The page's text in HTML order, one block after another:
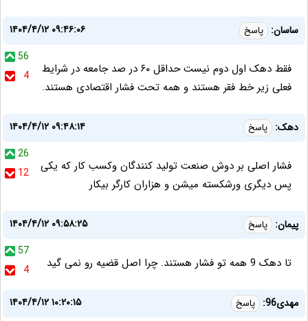
ساسان: پاسخ
۱۴۰۴/۴/۱۲ ۰۹:۴۶:۰۶
56
4
فقط دهک اول دوم نیست حداقل ۶۰ در صد جامعه در شرایط
فعلی زیر خط فقر هستند و همه تحت فشار اقتصادی هستند.
دهک: پاسخ
۱۴۰۴/۴/۱۲ ۰۹:۴۸:۱۴
26
12
فشار اصلی بر دوش صنعت تولید کنندگان وکسب کار که یکی
پس دیگری ورشکسته میشن و هزاران کارگر بیکار
پیمان: پاسخ
۱۴۰۴/۴/۱۲ ۰۹:۵۸:۲۵
57
4
تا دهک 9 همه تو فشار هستند. چرا اصل قضیه رو نمی گید
مهدی96: پاسخ
۱۴۰۴/۴/۱۲ ۱۰:۲۰:۱۵